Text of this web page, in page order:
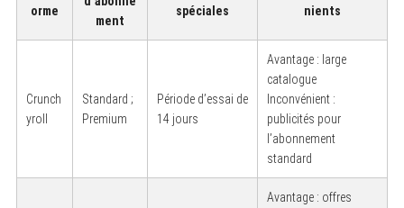
orme
ment
spéciales nients
Crunch
yroll
Standard ;
Premium
Période d’essai de
14 jours
Avantage : large
catalogue
Inconvénient :
publicités pour
l’abonnement
standard
Avantage : offres